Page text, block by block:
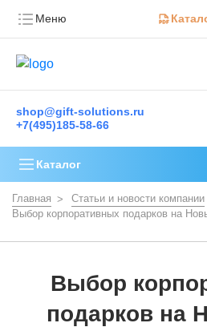
Меню
shop@gift-solutions.ru
+7(495)185-58-66
Каталог
Главная
Статьи и новости компании
Выбор корпоративных подарков на
Выбор
подарков на